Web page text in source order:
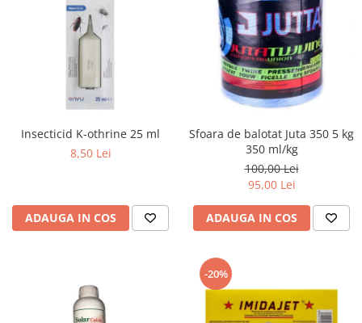
Insecticid K-othrine 25 ml
8,50 Lei
ADAUGA IN COS
Sfoara de balotat Juta 350 5 kg
350 ml/kg
100,00 Lei
95,00 Lei
ADAUGA IN COS
-20%